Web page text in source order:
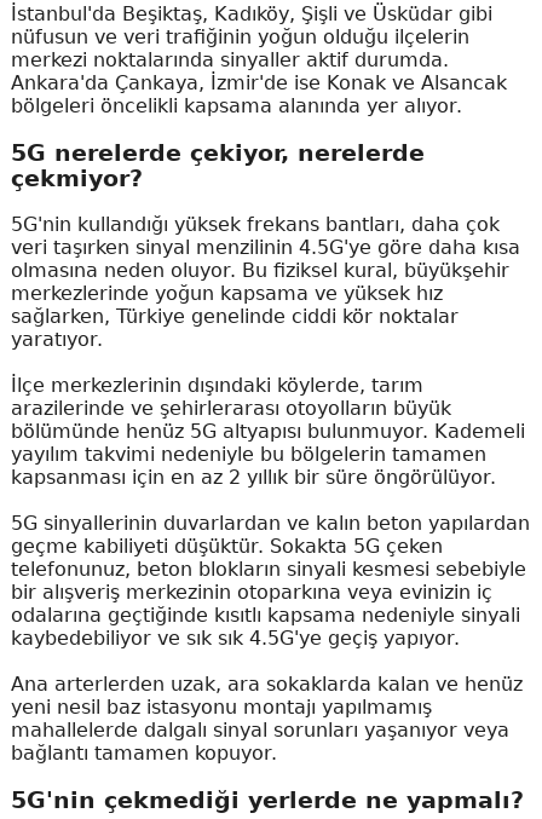
İstanbul'da Beşiktaş, Kadıköy, Şişli ve Üsküdar gibi
nüfusun ve veri trafiğinin yoğun olduğu ilçelerin
merkezi noktalarında sinyaller aktif durumda.
Ankara'da Çankaya, İzmir'de ise Konak ve Alsancak
bölgeleri öncelikli kapsama alanında yer alıyor.
5G nerelerde çekiyor, nerelerde
çekmiyor?
5G'nin kullandığı yüksek frekans bantları, daha çok
veri taşırken sinyal menzilinin 4.5G'ye göre daha kısa
olmasına neden oluyor. Bu fiziksel kural, büyükşehir
merkezlerinde yoğun kapsama ve yüksek hız
sağlarken, Türkiye genelinde ciddi kör noktalar
yaratıyor.
İlçe merkezlerinin dışındaki köylerde, tarım
arazilerinde ve şehirlerarası otoyolların büyük
bölümünde henüz 5G altyapısı bulunmuyor. Kademeli
yayılım takvimi nedeniyle bu bölgelerin tamamen
kapsanması için en az 2 yıllık bir süre öngörülüyor.
5G sinyallerinin duvarlardan ve kalın beton yapılardan
geçme kabiliyeti düşüktür. Sokakta 5G çeken
telefonunuz, beton blokların sinyali kesmesi sebebiyle
bir alışveriş merkezinin otoparkına veya evinizin iç
odalarına geçtiğinde kısıtlı kapsama nedeniyle sinyali
kaybedebiliyor ve sık sık 4.5G'ye geçiş yapıyor.
Ana arterlerden uzak, ara sokaklarda kalan ve henüz
yeni nesil baz istasyonu montajı yapılmamış
mahallelerde dalgalı sinyal sorunları yaşanıyor veya
bağlantı tamamen kopuyor.
5G'nin çekmediği yerlerde ne yapmalı?